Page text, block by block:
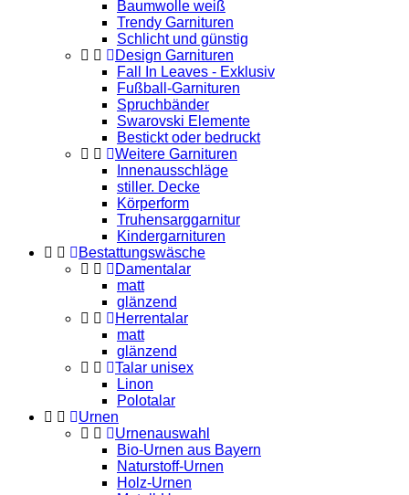
Baumwolle weiß
Trendy Garnituren
Schlicht und günstig
Design Garnituren
Fall In Leaves - Exklusiv
Fußball-Garnituren
Spruchbänder
Swarovski Elemente
Bestickt oder bedruckt
Weitere Garnituren
Innenausschläge
stiller. Decke
Körperform
Truhensarggarnitur
Kindergarnituren
Bestattungswäsche
Damentalar
matt
glänzend
Herrentalar
matt
glänzend
Talar unisex
Linon
Polotalar
Urnen
Urnenauswahl
Bio-Urnen aus Bayern
Naturstoff-Urnen
Holz-Urnen